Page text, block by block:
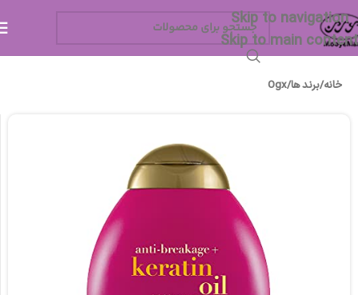
Skip to navigation
Skip to main content
خانه/برند ها/
Ogx